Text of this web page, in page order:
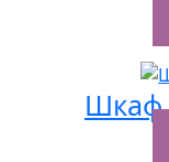
Шкаф